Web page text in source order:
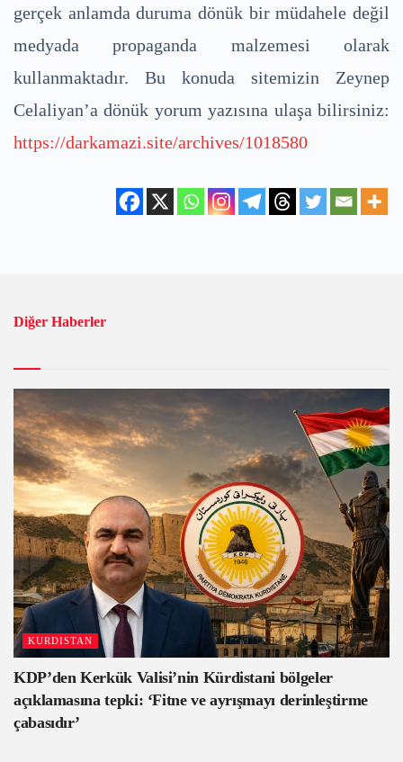
gerçek anlamda duruma dönük bir müdahele değil
medyada propaganda malzemesi olarak
kullanmaktadır. Bu konuda sitemizin Zeynep
Celaliyan’a dönük yorum yazısına ulaşa bilirsiniz:
https://darkamazi.site/archives/1018580
Diğer Haberler
KURDISTAN
KDP’den Kerkük Valisi’nin Kürdistani bölgeler
açıklamasına tepki: ‘Fitne ve ayrışmayı derinleştirme
çabasıdır’